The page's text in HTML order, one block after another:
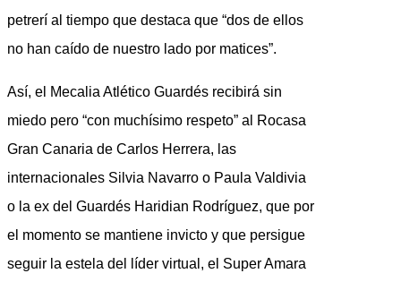
petrerí al tiempo que destaca que “dos de ellos
no han caído de nuestro lado por matices”.
Así, el Mecalia Atlético Guardés recibirá sin
miedo pero “con muchísimo respeto” al Rocasa
Gran Canaria de Carlos Herrera, las
internacionales Silvia Navarro o Paula Valdivia
o la ex del Guardés Haridian Rodríguez, que por
el momento se mantiene invicto y que persigue
seguir la estela del líder virtual, el Super Amara